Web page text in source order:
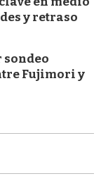
y retraso
sondeo
Fujimori y